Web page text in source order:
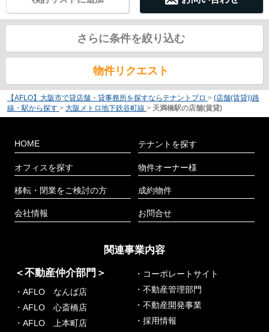
さらに条件を絞り込む
物件リクエスト
【AFLO】大阪市で貸店舗・貸事務所を探すならテナントプロ > (店舗(賃貸))路
線・駅から探す > 大阪メトロ地下鉄谷町線 > 天満橋駅の店舗(賃貸)
HOME
オフィスを探す
移転・閉業をご検討の方
会社情報
テナントを探す
物件オーナー様
成約物件
お問合せ
関連事業内容
＜不動産仲介部門＞
・AFLO なんば店
・AFLO 心斎橋店
・AFLO 上本町店
・コーポレートサイト
・不動産管理部門
・不動産開発事業
・採用情報